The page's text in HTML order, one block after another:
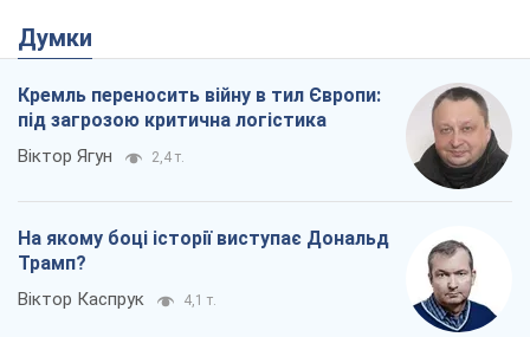
Думки
Кремль переносить війну в тил Європи:
під загрозою критична логістика
Віктор Ягун 2,4 т.
На якому боці історії виступає Дональд
Трамп?
Віктор Каспрук 4,1 т.